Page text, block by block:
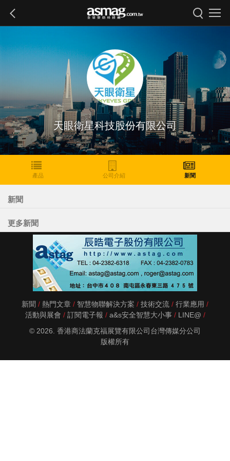
天眼衛星科技股份有限公司
產品 公司介紹 新聞
新聞
更多新聞
新聞 熱門文章 智慧物聯解決方案 技術交流
行業應用
活動與展會
訂閱電子報 a&s安全智慧大小事
LINE@
© 2026. 香港商法蘭克福展覽有限公司台灣傳媒分公司
版權所有